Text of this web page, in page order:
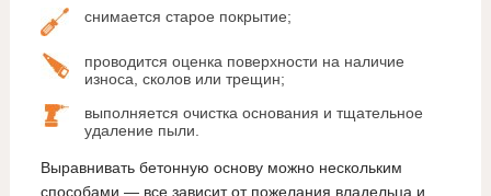
снимается старое покрытие;
проводится оценка поверхности на наличие
износа, сколов или трещин;
выполняется очистка основания и тщательное
удаление пыли.
Выравнивать бетонную основу можно нескольким
способами — все зависит от пожелания владельца и